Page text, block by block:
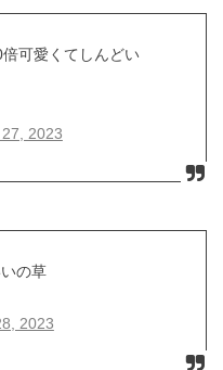
可愛くてしんどい
2023
の草
2023